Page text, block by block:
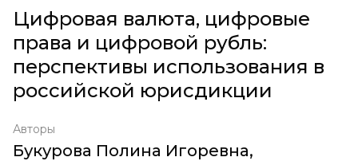
Цифровая валюта, цифровые
права и цифровой рубль:
перспективы использования в
российской юрисдикции
Авторы
Букурова Полина Игоревна,